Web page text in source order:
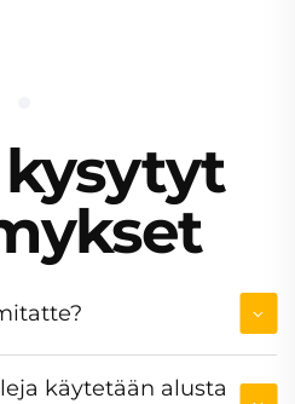
kysytyt
käytetään alusta